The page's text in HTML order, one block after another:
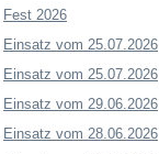
Fest 2026
Einsatz vom 25.07.2026
Einsatz vom 25.07.2026
Einsatz vom 29.06.2026
Einsatz vom 28.06.2026